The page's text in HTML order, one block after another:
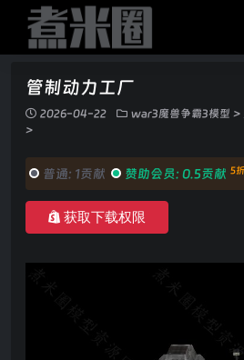
管制动力工厂
2026-04-22 war3魔兽争霸3模型 >
>
普通: 1贡献 赞助会员: 0.5贡献 5折
获取下载权限